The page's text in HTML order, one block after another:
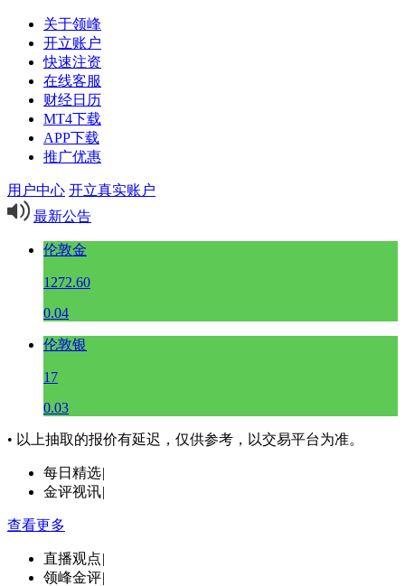
关于领峰
开立账户
快速注资
在线客服
财经日历
MT4下载
APP下载
推广优惠
用户中心 开立真实账户
最新公告
伦敦金
1272.60
0.04
伦敦银
17
0.03
• 以上抽取的报价有延迟，仅供参考，以交易平台为准。
每日精选|
金评视讯|
查看更多
直播观点|
领峰金评|